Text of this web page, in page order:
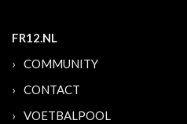
FR12.NL
COMMUNITY
CONTACT
VOETBALPOOL